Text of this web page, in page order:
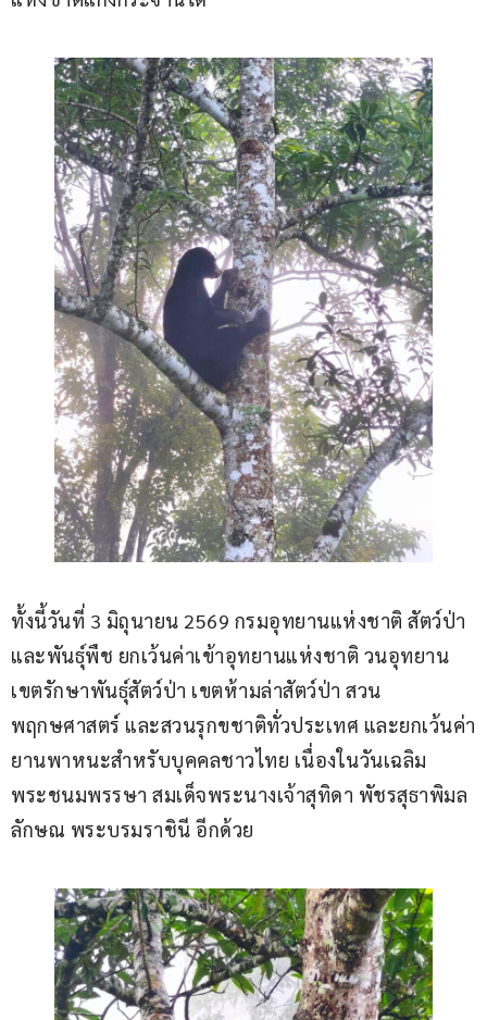
ทั้งนี้วันที่ 3 มิถุนายน 2569 กรมอุทยานแห่งชาติ สัตว์ป่า
และพันธุ์พืช ยกเว้นค่าเข้าอุทยานแห่งชาติ วนอุทยาน
เขตรักษาพันธุ์สัตว์ป่า เขตห้ามล่าสัตว์ป่า สวน
พฤกษศาสตร์ และสวนรุกขชาติทั่วประเทศ และยกเว้นค่า
ยานพาหนะสำหรับบุคคลชาวไทย เนื่องในวันเฉลิม
พระชนมพรรษา สมเด็จพระนางเจ้าสุทิดา พัชรสุธาพิมล
ลักษณ พระบรมราชินี อีกด้วย